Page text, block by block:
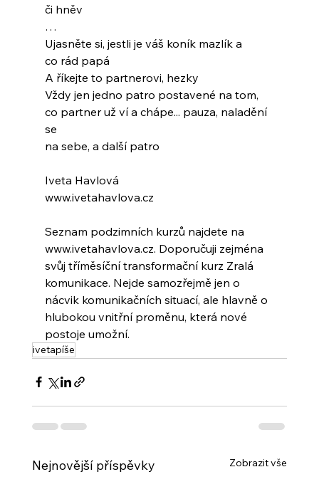
či hněv
…
Ujasněte si, jestli je váš koník mazlík a
co rád papá
A říkejte to partnerovi, hezky
Vždy jen jedno patro postavené na tom,
co partner už ví a chápe... pauza, naladění
se
na sebe, a další patro
Iveta Havlová
www.ivetahavlova.cz
Seznam podzimních kurzů najdete na
www.ivetahavlova.cz. Doporučuji zejména
svůj tříměsíční transformační kurz Zralá
komunikace. Nejde samozřejmě jen o
nácvik komunikačních situací, ale hlavně o
hlubokou vnitřní proměnu, která nové
postoje umožní.
ivetapíše
Nejnovější příspěvky Zobrazit vše